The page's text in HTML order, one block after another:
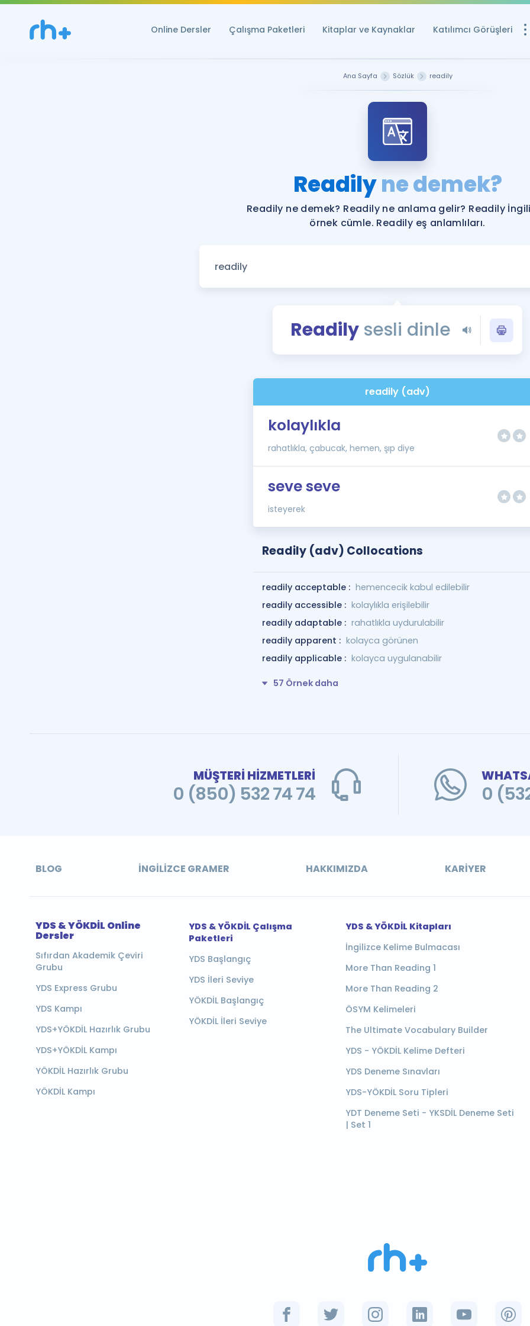
Online Dersler Çalışma Paketleri Kitaplar ve Kaynaklar Katılımcı Görüşleri
YDS ve YÖKDİL
Rehberlik Aracı
YDS ve YÖKDİL'e
Tüm ÖSYM
YDS - YÖKDİL
İngilizce Gramer
Ana Sayfa Sözlük readily
Readilyne demek?
Readily ne demek? Readily ne anlama gelir? Readily
örnek cümle. Readily eş anlamlıları.
Readilysesli dinle
readily (adv)
kolaylıkla
rahatlıkla, çabucak, hemen, şıp diye
seve seve
isteyerek
Readily (adv) Collocations
readily acceptable : hemencecik kabul edilebilir
readily accessible : kolaylıkla erişilebilir
readily adaptable : rahatlıkla uydurulabilir
readily apparent : kolayca görünen
readily applicable : kolayca uygulanabilir
57 Örnek daha
MÜŞTERİ HİZMETLERİ
0 (850) 532 74 74 0
BLOG İNGILIZCE GRAMER HAKKIMIZDA KARIYER
YDS & YÖKDİL Online
Dersler
Sıfırdan Akademik Çeviri
Grubu
YDS Express Grubu
YDS Kampı
YDS+YÖKDİL Hazırlık Grubu
YDS+YÖKDİL Kampı
YÖKDİL Hazırlık Grubu
YÖKDİL Kampı
YDS & YÖKDİL Çalışma
Paketleri
YDS Başlangıç
YDS İleri Seviye
YÖKDİL Başlangıç
YÖKDİL İleri Seviye
YDS & YÖKDİL Kitapları
İngilizce Kelime Bulmacası
More Than Reading 1
More Than Reading 2
ÖSYM Kelimeleri
The Ultimate Vocabulary Builder
YDS - YÖKDİL Kelime Defteri
YDS Deneme Sınavları
YDS-YÖKDİL Soru Tipleri
YDT Deneme Seti - YKSDİL Deneme Seti
| Set 1